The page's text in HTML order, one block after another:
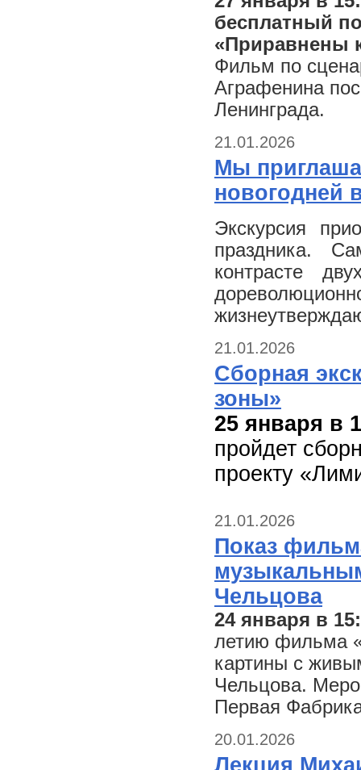
бесплатный
«Приравнены
Фильм по
Аграфенина
Ленинграда.
21.01.2026
Мы
новогодней
Экскурсия
праздника.
контрасте
21.01.2026
Сборная
зоны»
25 января в
пройдет
проекту
21.01.2026
Показ
Чельцова
24 января в
летию фильма
картины с
Чельцова.
Первая
20.01.2026
Лекция